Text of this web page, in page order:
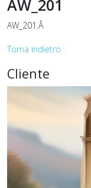
AW_201
AW_201.Â
Torna indietro
Cliente